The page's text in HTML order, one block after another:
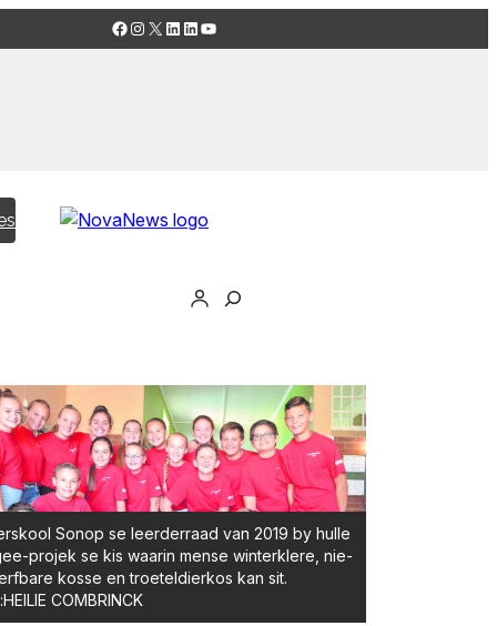
Facebook
Instagram
X LinkedIn
LinkedIn
YouTube
Sonop se leerderraad van 2019 by hulle
projek se kis waarin mense winterklere, nie-
kosse en troeteldierkos kan sit.
COMBRINCK